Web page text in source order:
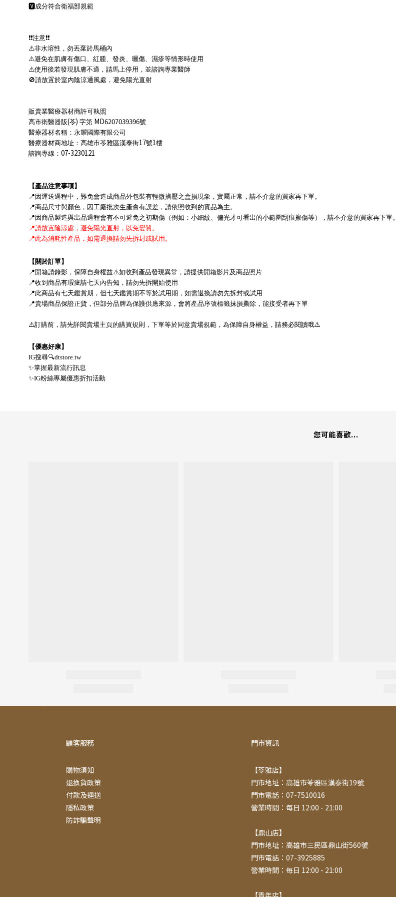
🆅成分符合衛福部規範
❗❗注意❗❗
⚠非水溶性，勿丟棄於馬桶內
⚠避免在肌膚有傷口、紅腫、發炎、曬傷、濕疹等情形時使用
⚠使用後若發現肌膚不適，請馬上停用，並諮詢專業醫師
🚫請放置於室內陰涼通風處，避免陽光直射
販賣業醫療器材商許可執照
高市衛醫器販(苓) 字第 MD6207039396號
醫療器材名稱：永耀國際有限公司
醫療器材商地址：高雄市苓雅區漢泰街17號1樓
諮詢專線： 07-3230121
【產品注意事項】
📍 因運送過程中，難免會造成商品外包裝有輕微擠壓之盒損現象，實屬正常，請不介意的買家再下單。
📍商品尺寸與顏色，因工廠批次生產會有誤差，請依照收到的實品為主。
📍 因商品製造與出品過程會有不可避免之初期傷（例如：小細紋、偏光才可看出的小範圍刮痕擦傷等），請不介意的買家再下單。
📍請放置陰涼處，避免陽光直射，以免變質。
📍此為消耗性產品，如需退換請勿先拆封或試用。
【關於訂單】
📍開箱請錄影，保障自身權益⚠如收到產品發現異常，請提供開箱影片及商品照片
📍收到商品有瑕疵請七天內告知，請勿先拆開始使用
📍此商品有七天鑑賞期，但七天鑑賞期不等於試用期， 如需退換請勿先拆封或試用
📍賣場商品保證正貨，但部分品牌為保護供應來源，會將產品序號標籤抹損撕除，能接受者再下單
⚠訂購前，請先詳閱賣場主頁的購買規則，下單等於同意賣場規範，為保障自身權益，請務必閱讀哦⚠
【優惠好康】
IG搜尋🔍dtstore.tw
✨掌握最新流行訊息
✨IG粉絲專屬優惠折扣活動
您可能喜歡...
顧客服務
購物須知
退換貨政策
付款及運送
隱私政策
防詐騙聲明
門市資訊
【苓雅店】
門市地址：高雄市苓雅區漢泰街19號
門市電話：07-7510016
營業時間：每日 12:00 - 21:00
【鼎山店】
門市地址：高雄市三民區鼎山街560號
門市電話：07-3925885
營業時間：每日 12:00 - 21:00